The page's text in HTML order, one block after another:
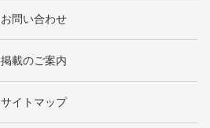
お問い合わせ
掲載のご案内
サイトマップ